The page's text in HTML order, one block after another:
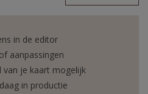
in de editor
aanpassingen
van je kaart mogelijk
in productie